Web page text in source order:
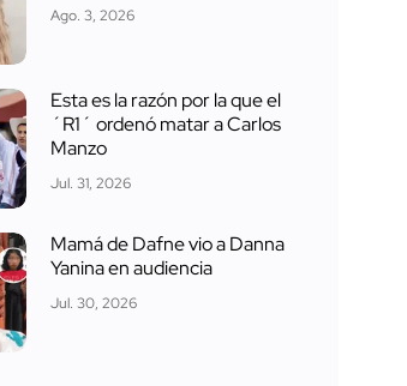
Ago. 3, 2026
Esta es la razón por la que el
´R1´ ordenó matar a Carlos
Manzo
Jul. 31, 2026
Mamá de Dafne vio a Danna
Yanina en audiencia
Jul. 30, 2026